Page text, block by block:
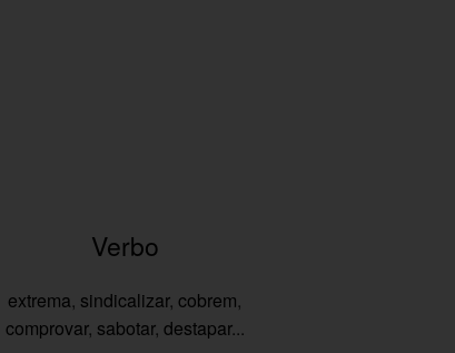
Verbo
extrema, sindicalizar, cobrem,
comprovar, sabotar, destapar...